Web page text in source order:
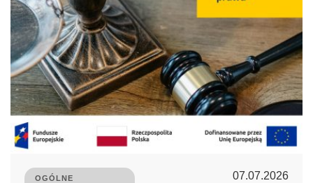
OGÓLNE
07.07.2026